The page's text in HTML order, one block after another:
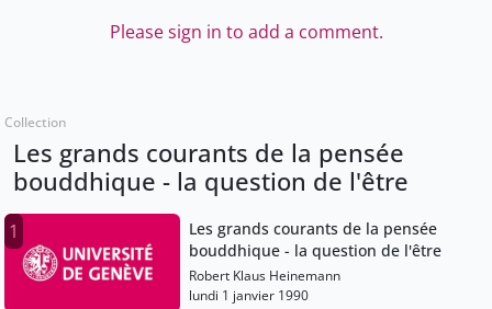
Please sign in to add a comment.
Collection
Les grands courants de la pensée
bouddhique - la question de l'être
1
Les grands courants de la pensée
bouddhique - la question de l'être
Robert Klaus Heinemann
lundi 1 janvier 1990